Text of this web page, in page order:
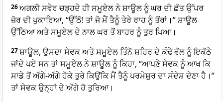
26ਅਗਲੀ ਸਵੇਰ ਚੜ੍ਹਦੇ ਹੀ ਸਮੂਏਲ ਨੇ ਸ਼ਾਊਲ ਨੂੰ ਘਰ ਦੀ ਛੱਤ ਉੱਪਰ
ਜ਼ੋਰ ਦੀ ਪੁਕਾਰਿਆ, “ਉੱਠੋ! ਤਾਂ ਜੋ ਮੈਂ ਤੈਨੂੰ ਤੇਰੇ ਰਾਹ ਨੂੰ ਤੋਂਰਾਂ।” ਸ਼ਾਊਲ
ਉੱਠਿਆ ਅਤੇ ਸਮੂਏਲ ਦੇ ਨਾਲ ਘਰ ਤੋਂ ਬਾਹਰ ਨੂੰ ਤੁਰ ਪਿਆ।
27ਸ਼ਾਊਲ, ਉਸਦਾ ਸੇਵਕ ਅਤੇ ਸਮੂਏਲ ਤਿੰਨੋ ਸ਼ਹਿਰ ਦੇ ਕੰਢੇ ਵੱਲ ਨੂੰ ਇਕੱਠੇ
ਜਾਂਦੇ ਪਏ ਸਨ ਤਾਂ ਸਮੂਏਲ ਨੇ ਸ਼ਾਊਲ ਨੂੰ ਕਿਹਾ, “ਆਪਣੇ ਸੇਵਕ ਨੂੰ ਆਖ ਕਿ
ਸਾਡੇ ਤੋਂ ਅੱਗੇ-ਅੱਗੇ ਹੋਕੇ ਤੁਰੇ ਕਿਉਂਕਿ ਮੈਂ ਤੈਨੂੰ ਪਰਮੇਸ਼ੁਰ ਦਾ ਸੰਦੇਸ਼ ਦੇਣਾ ਹੈ।”
ਤਾਂ ਸੇਵਕ ਉਨ੍ਹਾਂ ਦੇ ਅੱਗੇ ਹੋ ਤੁਰਿਆ।